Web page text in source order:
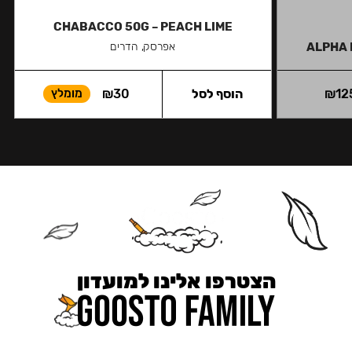
ALPHA
₪
CHABACCO 50G – PEACH LIME
אפרסק, הדרים
₪30 מומלץ הוסף לסל
הצטרפו אלינו למועדון